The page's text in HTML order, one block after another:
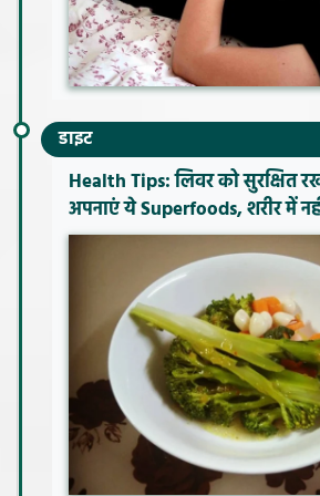
डाइट
Health Tips: लिवर को सुरक्षित
अपनाएं ये Superfoods, शरीर में